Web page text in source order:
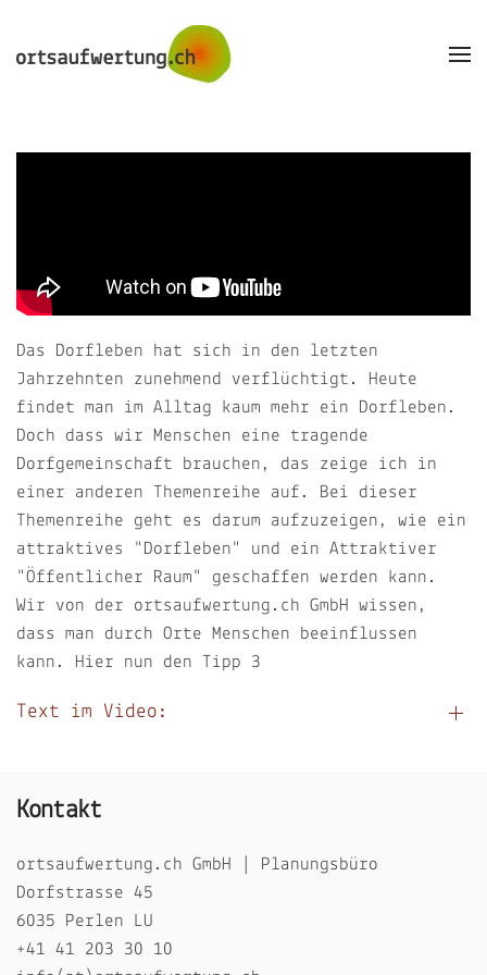
Skip to main content
Das Dorfleben hat sich in den letzten
Jahrzehnten zunehmend verflüchtigt. Heute
findet man im Alltag kaum mehr ein Dorfleben.
Doch dass wir Menschen eine tragende
Dorfgemeinschaft brauchen, das zeige ich in
einer anderen Themenreihe auf. Bei dieser
Themenreihe geht es darum aufzuzeigen, wie ein
attraktives "Dorfleben" und ein Attraktiver
"Öffentlicher Raum" geschaffen werden kann.
Wir von der ortsaufwertung.ch GmbH wissen,
dass man durch Orte Menschen beeinflussen
kann. Hier nun den Tipp 3
Text im Video:
Kontakt
ortsaufwertung.ch GmbH | Planungsbüro
Dorfstrasse 45
6035 Perlen LU
+41 41 203 30 10